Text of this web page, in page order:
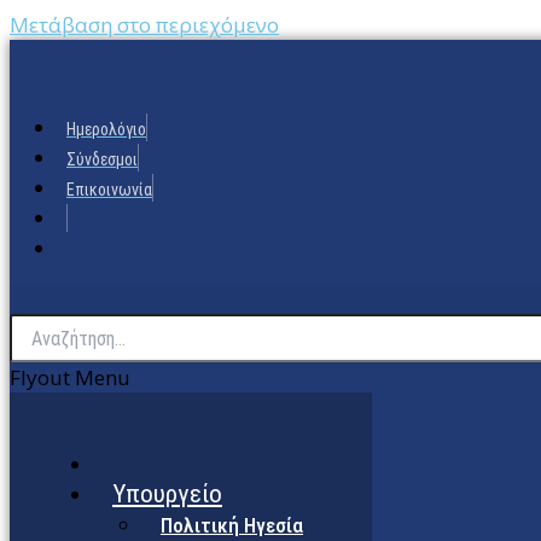
Μετάβαση στο περιεχόμενο
Ημερολόγιο
Σύνδεσμοι
Επικοινωνία
Flyout Menu
Υπουργείο
Πολιτική Ηγεσία